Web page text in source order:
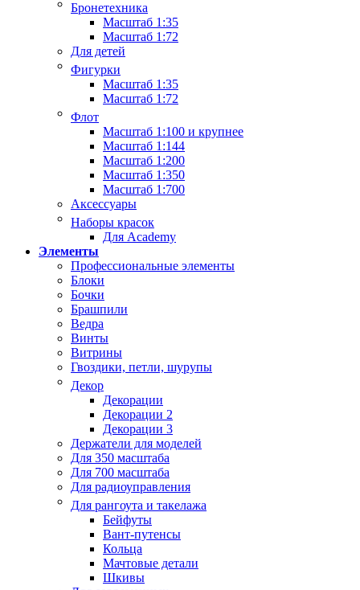
Бронетехника
Масштаб 1:35
Масштаб 1:72
Для детей
Фигурки
Масштаб 1:35
Масштаб 1:72
Флот
Масштаб 1:100 и крупнее
Масштаб 1:144
Масштаб 1:200
Масштаб 1:350
Масштаб 1:700
Аксессуары
Наборы красок
Для Academy
Элементы
Профессиональные элементы
Блоки
Бочки
Брашпили
Ведра
Винты
Витрины
Гвоздики, петли, шурупы
Декор
Декорации
Декорации 2
Декорации 3
Держатели для моделей
Для 350 масштаба
Для 700 масштаба
Для радиоуправления
Для рангоута и такелажа
Бейфуты
Вант-путенсы
Кольца
Мачтовые детали
Шкивы